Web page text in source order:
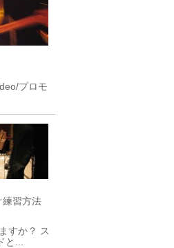
プロモ
練習方法
すか？ ス
...